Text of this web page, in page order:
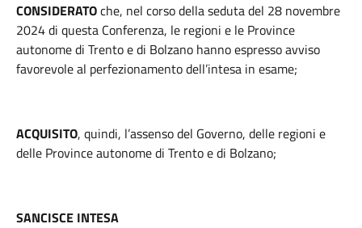
CONSIDERATOche, nel corso della seduta del 28 novembre
2024 di questa Conferenza, le regioni e le Province
autonome di Trento e di Bolzano hanno espresso avviso
favorevole al perfezionamento dell’intesa in esame;
ACQUISITO, quindi, l’assenso del Governo, delle regioni e
delle Province autonome di Trento e di Bolzano;
SANCISCE INTESA